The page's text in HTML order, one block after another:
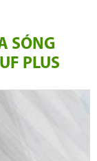
SÓNG
PLUS